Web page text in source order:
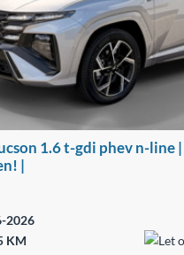
1.6 t-gdi phev n-line
|
2026
KM